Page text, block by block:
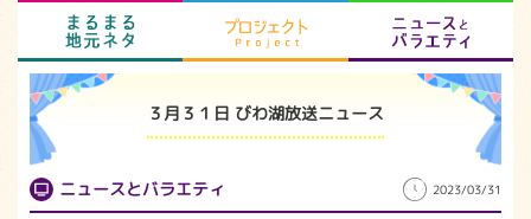
まるまる地元ネタ プロジェクト
３月３１日 びわ湖放送ニュース
ニュースとバラエティ 2023/03/31